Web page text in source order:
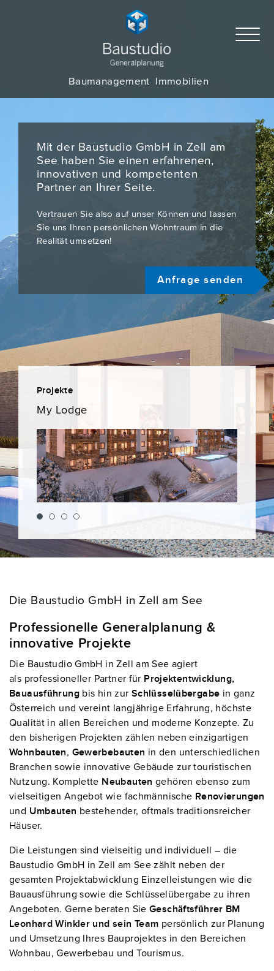
Baumanagement Immobilien
Mit der Baustudio GmbH in Zell am
See haben Sie einen erfahrenen,
innovativen und kompetenten
Partner an Ihrer Seite.
Vertrauen Sie also auf unser Können und lassen
Sie uns Ihren persönlichen Wohntraum in die
Realität umsetzen!
Anfrage senden
Projekte
My Lodge
Projekte
Die Baustudio GmbH in Zell am See
Professionelle Generalplanung &
innovative Projekte
Die Baustudio GmbH in Zell am See agiert
als professioneller Partner für Projektentwicklung,
Bauausführung bis hin zur Schlüsselübergabe in ganz
Österreich und vereint langjährige Erfahrung, höchste
Qualität in allen Bereichen und moderne Konzepte. Zu
den bisherigen Projekten zählen neben einzigartigen
Wohnbauten, Gewerbebauten in den unterschiedlichen
Branchen sowie innovative Gebäude zur touristischen
Nutzung. Komplette Neubauten gehören ebenso zum
vielseitigen Angebot wie fachmännische Renovierungen
und Umbauten bestehender, oftmals traditionsreicher
Häuser.
Die Leistungen sind vielseitig und individuell – die
Baustudio GmbH in Zell am See zählt neben der
gesamten Projektabwicklung Einzelleistungen wie die
Bauausführung sowie die Schlüsselübergabe zu ihren
Angeboten. Gerne beraten SieGeschäftsführer BM
Leonhard Winkler und sein Team persönlich zur Planung
und Umsetzung Ihres Bauprojektes in den Bereichen
Wohnbau, Gewerbebau und Tourismus.